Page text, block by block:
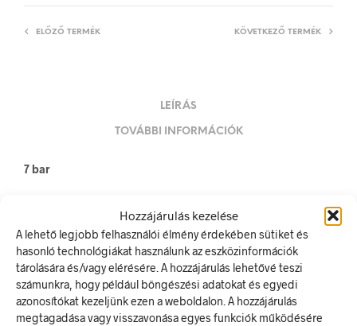
Hozzájárulás kezelése
A lehető legjobb felhasználói élmény érdekében sütiket és
hasonló technológiákat használunk az eszközinformációk
tárolására és/vagy elérésére. A hozzájárulás lehetővé teszi
számunkra, hogy például böngészési adatokat és egyedi
azonosítókat kezeljünk ezen a weboldalon. A hozzájárulás
megtagadása vagy visszavonása egyes funkciók működésére
ELŐZŐ TERMÉK KÖVETKEZŐ TERMÉK
LEÍRÁS
TOVÁBBI INFORMÁCIÓK
7 bar
60 × 20 mm
Alapanyag
öntapadó